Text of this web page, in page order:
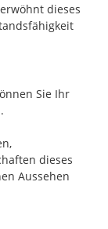
dieses
Sie Ihr
dieses
Aussehen